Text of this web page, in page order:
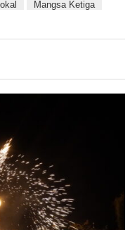
Mangsa Ketiga